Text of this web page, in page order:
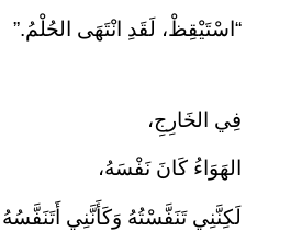
“اسْتَيْقِظْ، لَقَدِ انْتَهَى الحُلْمُ.”
فِي الخَارِجِ،
الهَوَاءُ كَانَ نَفْسَهُ،
لَكِنَّنِي تَنَفَّسْتُهُ وَكَأَنَّنِي